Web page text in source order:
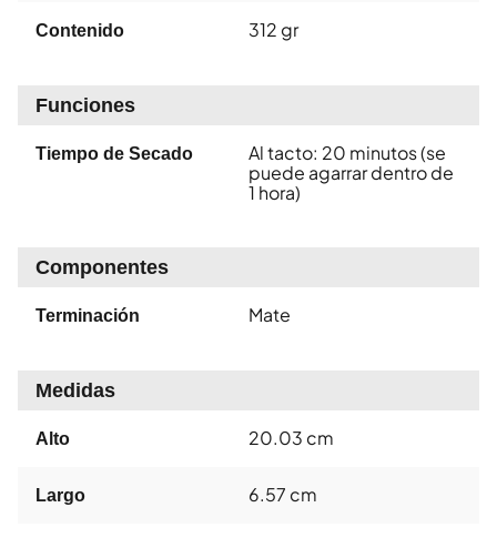
Contenido 312 gr
Funciones
Tiempo de Secado
Al tacto: 20 minutos (se
puede agarrar dentro de
1 hora)
Componentes
Terminación Mate
Medidas
Alto 20.03 cm
Largo 6.57 cm